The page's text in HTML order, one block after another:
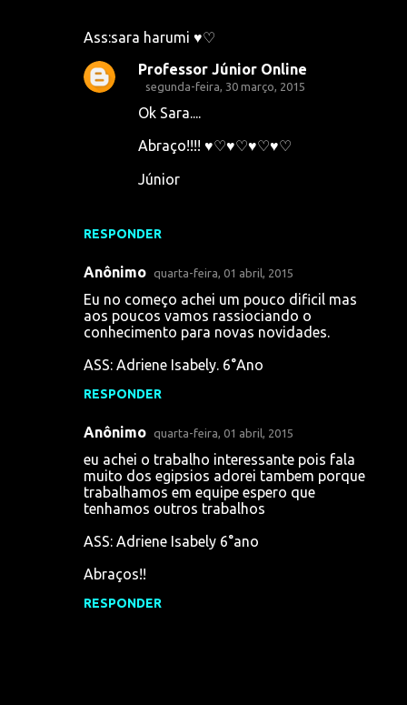
Ass:sara harumi ♥♡
RESPONDER
Professor Júnior Online
segunda-feira, 30 março, 2015
Ok Sara....
Abraço!!!! ♥♡♥♡♥♡♥♡
Júnior
Anônimo quarta-feira, 01 abril, 2015
Eu no começo achei um pouco dificil mas
aos poucos vamos rassiociando o
conhecimento para novas novidades.
ASS: Adriene Isabely. 6°Ano
RESPONDER
Anônimo quarta-feira, 01 abril, 2015
eu achei o trabalho interessante pois fala
muito dos egipsios adorei tambem porque
trabalhamos em equipe espero que
tenhamos outros trabalhos
ASS: Adriene Isabely 6°ano
Abraços!!
RESPONDER